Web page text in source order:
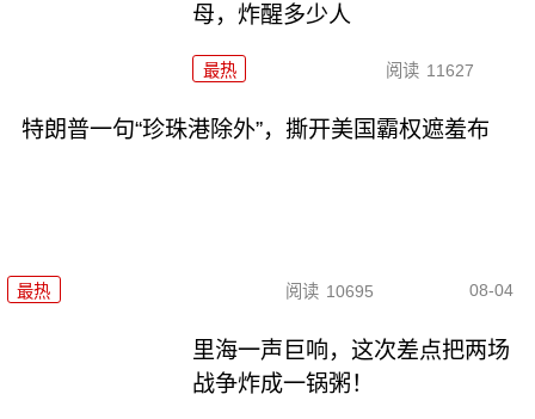
母，炸醒多少人
最热 阅读 11627
特朗普一句“珍珠港除外”，撕开美国霸权遮羞布
最热 阅读 10695 08-04
里海一声巨响，这次差点把两场
战争炸成一锅粥！